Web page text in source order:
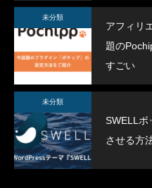
SWELLボックスメニューをス
させる方法
未分類
アフィリ
題の
すごい
未分類
SWELLボ
させる方